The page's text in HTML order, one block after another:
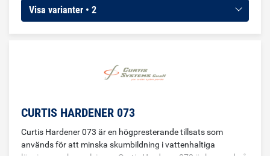
Doseras 0,05 - 0,1% i skärvätskebadet. Egenskaper: Minimal
dos krävs Skumdämpar effektivt Medlet kan tillsättas som
Visa varianter • 2
CURTIS HARDENER 073
Curtis Hardener 073 är en högpresterande tillsats som
används för att minska skumbildning i vattenhaltiga